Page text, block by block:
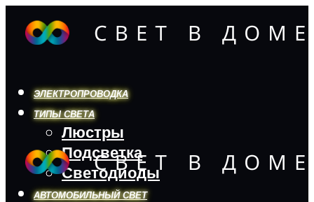
ЭЛЕКТРОПРОВОДКА
ТИПЫ СВЕТА
Люстры
Подсветка
Светодиоды
АВТОМОБИЛЬНЫЙ СВЕТ